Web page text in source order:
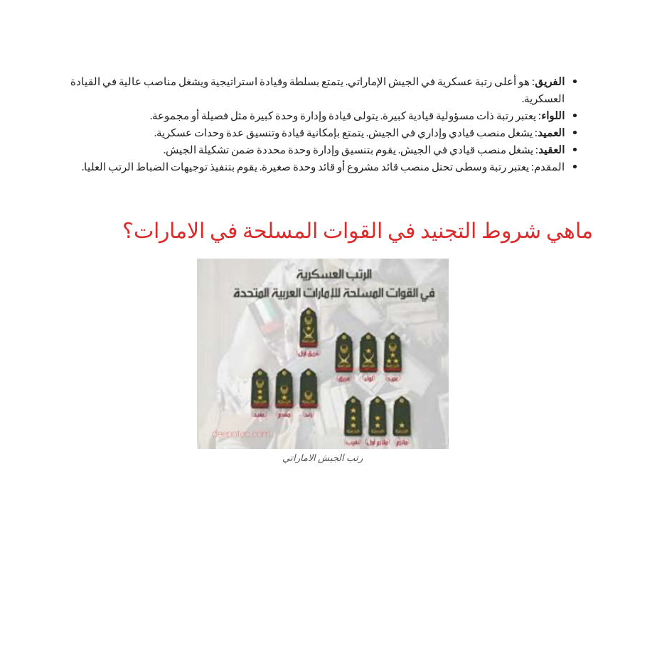
الفريق: هو أعلى رتبة عسكرية في الجيش الإماراتي. يتمتع بسلطة وقيادة استراتيجية ويشغل مناصب عالية في القيادة
العسكرية.
اللواء: يعتبر رتبة ذات مسؤولية قيادية كبيرة. يتولى قيادة وإدارة وحدة كبيرة مثل فصيلة أو مجموعة.
العميد: يشغل منصب قيادي وإداري في الجيش. يتمتع بإمكانية قيادة وتنسيق عدة وحدات عسكرية.
العقيد: يشغل منصب قيادي في الجيش. يقوم بتنسيق وإدارة وحدة محددة ضمن تشكيلة الجيش.
المقدم: يعتبر رتبة وسطى تحتل منصب قائد مشروع أو قائد وحدة صغيرة. يقوم بتنفيذ توجيهات الضباط الرتب العليا.
ماهي شروط التجنيد في القوات المسلحة في الامارات؟
رتب الجيش الاماراتي